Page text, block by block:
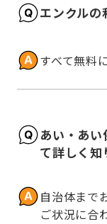
エンクルの
すべて無料
あい・あ
て詳しく知
自治体まで
ご状況に合